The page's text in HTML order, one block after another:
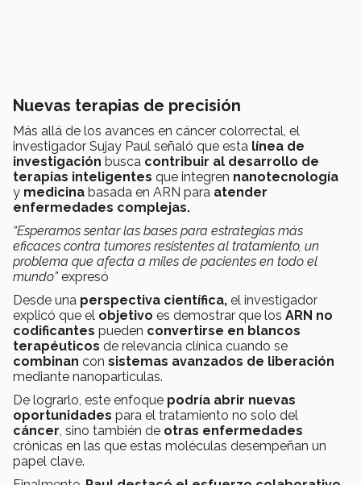
Nuevas terapias de precisión
Más allá de los avances en cáncer colorrectal, el
investigador Sujay Paul señaló que esta línea de
investigación busca contribuir al desarrollo de
terapias inteligentes que integren nanotecnología
y medicina basada en ARN para atender
enfermedades complejas.
“Esperamos sentar las bases para estrategias más
eficaces contra tumores resistentes al tratamiento, un
problema que afecta a miles de pacientes en todo el
mundo”expresó
Desde una perspectiva científica, el investigador
explicó que el objetivo es demostrar que los ARN no
codificantes pueden convertirse en blancos
terapéuticos de relevancia clínica cuando se
combinan con sistemas avanzados de liberación
mediante nanoparticulas.
De lograrlo, este enfoque podría abrir nuevas
oportunidades para el tratamiento no solo del
cáncer, sino también de otras enfermedades
crónicas en las que estas moléculas desempeñan un
papel clave.